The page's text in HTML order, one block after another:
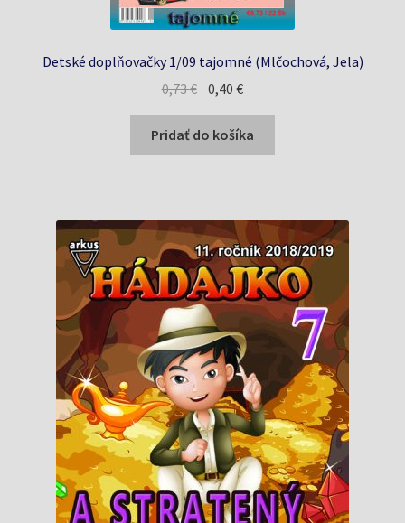
Detské doplňovačky 1/09 tajomné (Mlčochová, Jela)
0,73€ Pôvodná
cena
bola:
0,73 €.
0,40€Aktuálna
cena
je:
0,40 €.
Pridať do košíka